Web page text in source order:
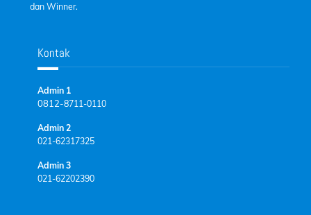
dan Winner.
Kontak
Admin 1
0812-8711-0110
Admin 2
021-62317325
Admin 3
021-62202390